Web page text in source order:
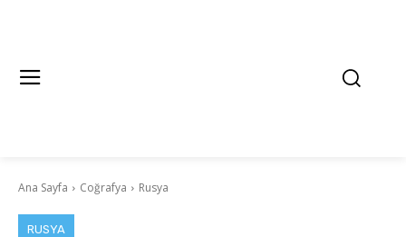
Ana Sayfa Coğrafya Rusya
RUSYA